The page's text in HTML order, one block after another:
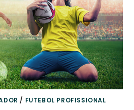
/ FUTEBOL PROFISSIONAL